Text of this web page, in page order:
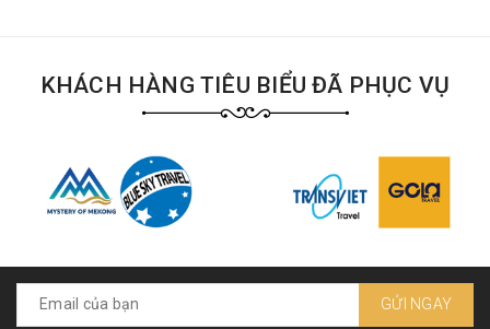
KHÁCH HÀNG TIÊU BIỂU ĐÃ PHỤC VỤ
GỬI NGAY